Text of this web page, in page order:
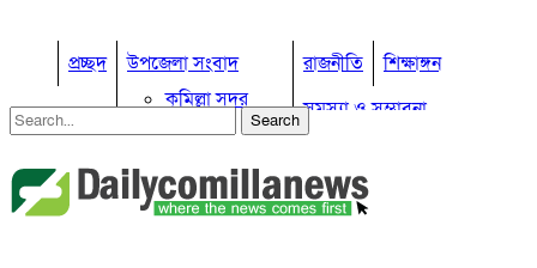
প্রচ্ছদ
উপজেলা সংবাদ
কুমিল্লা সদর
কুমিল্লা সদর দক্ষিণ
ব্রাহ্মণপাড়া
লাকসাম
রাজনীতি
শিক্ষাঙ্গন
সমস্যা ও সম্ভাবনা
কুমিল্লা ভোটের হাওয়া